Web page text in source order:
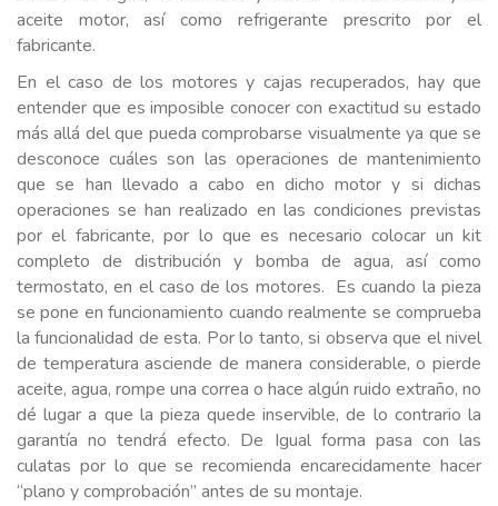
aceite motor, así como refrigerante prescrito por el
fabricante.
En el caso de los motores y cajas recuperados, hay que
entender que es imposible conocer con exactitud su estado
más allá del que pueda comprobarse visualmente ya que se
desconoce cuáles son las operaciones de mantenimiento
que se han llevado a cabo en dicho motor y si dichas
operaciones se han realizado en las condiciones previstas
por el fabricante, por lo que es necesario colocar un kit
completo de distribución y bomba de agua, así como
termostato, en el caso de los motores. Es cuando la pieza
se pone en funcionamiento cuando realmente se comprueba
la funcionalidad de esta. Por lo tanto, si observa que el nivel
de temperatura asciende de manera considerable, o pierde
aceite, agua, rompe una correa o hace algún ruido extraño, no
dé lugar a que la pieza quede inservible, de lo contrario la
garantía no tendrá efecto. De Igual forma pasa con las
culatas por lo que se recomienda encarecidamente hacer
“plano y comprobación” antes de su montaje.